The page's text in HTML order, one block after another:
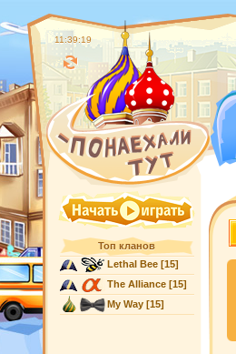
11:39:20
Топ кланов
Lethal Bee[15]
The Alliance[15]
My Way[15]